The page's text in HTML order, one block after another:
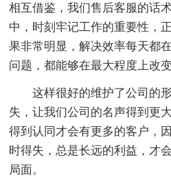
相互借鉴，我们售后客服的话
中，时刻牢记工作的重要性，
果非常明显，解决效率每天都
问题，都能够在最大程度上改
这样很好的维护了公司的
失，让我们公司的名声得到更
得到认同才会有更多的客户，
时得失，总是长远的利益，才
局面。